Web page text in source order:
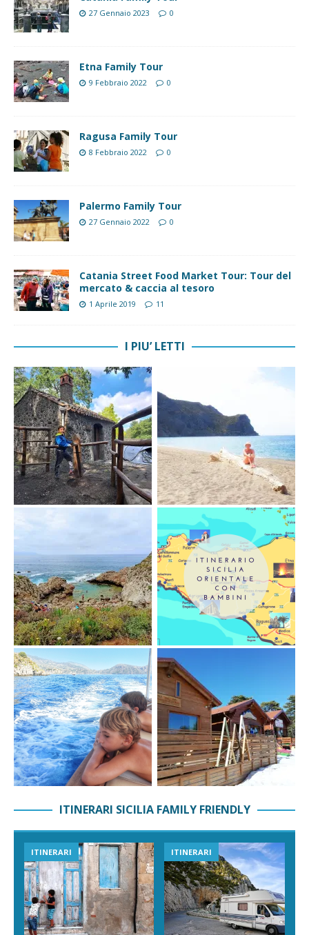
27 Gennaio 2023 0
Etna Family Tour
9 Febbraio 2022 0
Ragusa Family Tour
8 Febbraio 2022 0
Palermo Family Tour
27 Gennaio 2022 0
Catania Street Food Market Tour: Tour del
mercato & caccia al tesoro
1 Aprile 2019 11
I PIU’ LETTI
ITINERARI SICILIA FAMILY FRIENDLY
ITINERARI ITINERARI